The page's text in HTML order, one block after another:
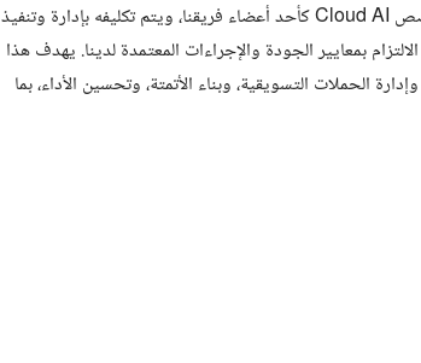
نحن شركة متخصصة في تقديم خدمات التسويق وإدارة النمو للشركات. يعمل متخصص Cloud AI كأحد أعضاء فريقنا، ويتم تكليفه بإدارة وتنفيذ
بمعايير الجودة والإجراءات المعتمدة لدينا. يهدف هذا
الحملات التسويقية، وبناء الأتمتة، وتحسين الأداء، بما